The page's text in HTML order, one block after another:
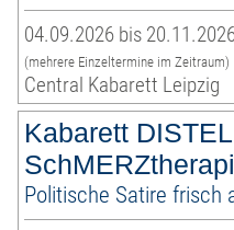
04.09.2026 bis
(mehrere Einzeltermine im Zeitraum)
Central Kabarett Leipzig
Kabarett
Politische Satire frisch